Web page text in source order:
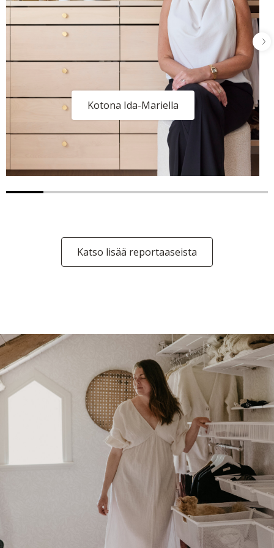
Kotona Ida-Mariella
Katso lisää reportaaseista